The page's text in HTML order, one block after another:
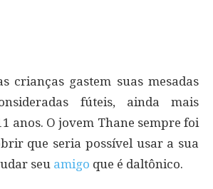
crianças gastem suas mesadas
fúteis, ainda mais
anos. O jovem Thane sempre foi
que seria possível usar a sua
seu amigo que é daltônico.